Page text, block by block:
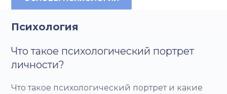
Психология
Что такое психологический портрет
личности?
Что такое психологический портрет и какие